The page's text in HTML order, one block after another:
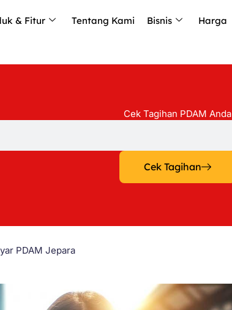
& Fitur Tentang Kami Bisnis Harga
Cek Tagihan PDAM Anda
Cek Tagihan
PDAM Jepara